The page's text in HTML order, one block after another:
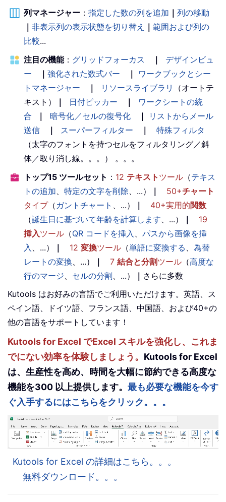
列マネージャー ： 指定した数の列を追加 ｜ 列の移動
｜ 非表示列の表示状態を切り替え ｜ 範囲および列の
比較...
注目の機能： グリッドフォーカス ｜
デザインビュ
ー
｜ 強化された数式バー ｜
ワークブックとシー
トマネージャー
｜ リソースライブラリ
（オートテ
キスト）
｜ 日付ピッカー ｜
ワークシートの統
合
｜ 暗号化／セルの復号化 ｜
リストからメール
送信
｜ スーパーフィルター ｜
特殊フィルタ
（太字のフォントを持つセルをフィルタリング／斜
体／取り消し線。。。） 。。。
トップ15 ツールセット ： 12 テキスト ツール （テキス
トの追加
特定の文字を削除 、...） ｜ 50+チャート
タイプ（ ガントチャート 、...） ｜ 40+実用的関数
（誕生日に基づいて年齢を計算します 、...） ｜
19
挿入ツール （QR コードを挿入
パスから画像を挿
入
、...） ｜ 12 変換ツール （単語に変換する
為替
レートの変換 、...） ｜ 7 結合と分割ツール （高度な
行のマージ
セルの分割 、...） ｜ さらに多数
Kutools はお好みの言語でご利用いただけます。英語、ス
ペイン語、ドイツ語、フランス語、中国語、および40+の
他の言語をサポートしています！
Kutools for Excel でExcel スキルを強化し、これま
でにない効率を体験しましょう。 Kutools for Excel
は、生産性を高め、時間を大幅に節約できる高度な
機能を300 以上提供します。 最も必要な機能を今す
ぐ入手するにはこちらをクリック。。。
Kutools for Excel の詳細はこちら。。。
無料ダウンロード。。。